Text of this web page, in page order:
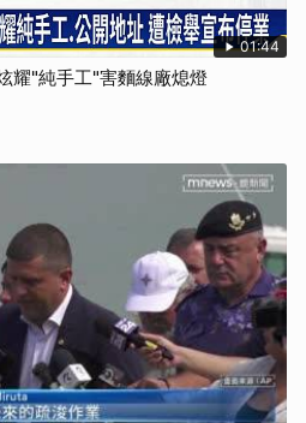
01:44
耀"純手工"害麵線廠熄燈